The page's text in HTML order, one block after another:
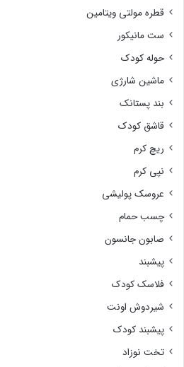
قطره مولتی ویتامین
ست مانیکور
حوله کودک
ماشین شارژی
بند پستانک
قاشق کودک
ریچ کرم
نپی کرم
عروسک پولیشی
چسب حمام
صابون جانسون
پیشبند
فلاسک کودک
شیردوش اونت
پیشبند کودک
تخت نوزاد